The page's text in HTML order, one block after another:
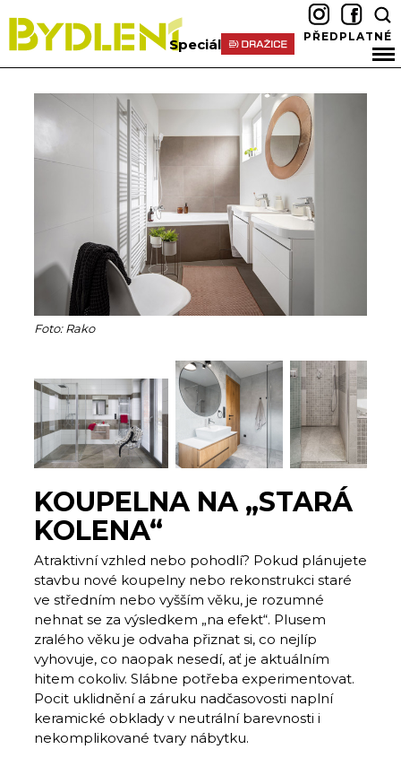
Speciál PŘEDPLATNÉ
Foto: Rako
KOUPELNA NA „STARÁ
KOLENA“
Atraktivní vzhled nebo pohodlí? Pokud plánujete
stavbu nové koupelny nebo rekonstrukci staré
ve středním nebo vyšším věku, je rozumné
nehnat se za výsledkem „na efekt“. Plusem
zralého věku je odvaha přiznat si, co nejlíp
vyhovuje, co naopak nesedí, ať je aktuálním
hitem cokoliv. Slábne potřeba experimentovat.
Pocit uklidnění a záruku nadčasovosti naplní
keramické obklady v neutrální barevnosti i
nekomplikované tvary nábytku.